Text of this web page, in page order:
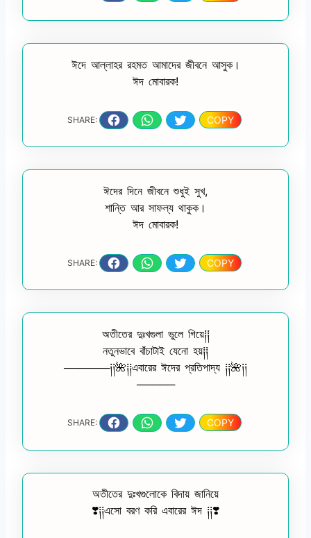
ঈদে আল্লাহর রহমত আমাদের জীবনে আসুক।
ঈদ মোবারক!
SHARE: COPY
ঈদের দিনে জীবনে শুধুই সুখ,
শান্তি আর সাফল্য থাকুক।
ঈদ মোবারক!
SHARE: COPY
অতীতের দুঃখগুলা ভুলে গিয়ে༐༐
নতুনভাবে বাঁচাটাই যেনো হয়༐༐
──────༏༏🌺༐༐এবারের ঈদের প্রতিপাদ্য ༐༐🌺༏༏
─────
SHARE: COPY
অতীতের দুঃখগুলোকে বিদায় জানিয়ে
❣️༐༐এসো বরণ করি এবারের ঈদ ༐༐❣️